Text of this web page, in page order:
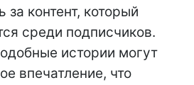
за контент, который
среди подписчиков.
истории могут
впечатление, что